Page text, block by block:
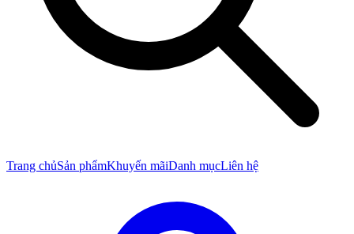
Trang chủSản phẩmKhuyến mãiDanh mụcLiên hệ